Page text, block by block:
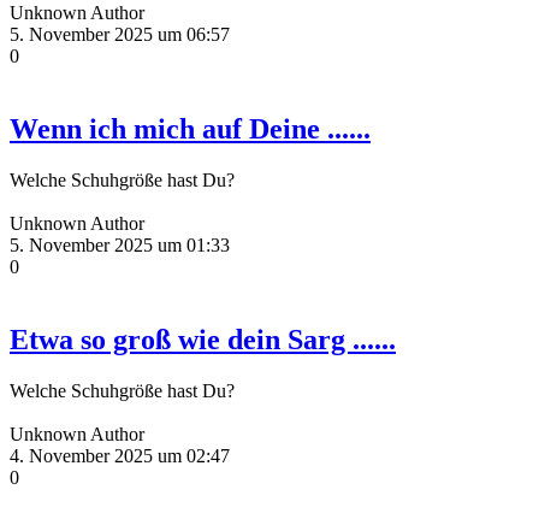
Unknown Author
5. November 2025 um 06:57
0
Wenn ich mich auf Deine ......
Welche Schuhgröße hast Du?
Unknown Author
5. November 2025 um 01:33
0
Etwa so groß wie dein Sarg ......
Welche Schuhgröße hast Du?
Unknown Author
4. November 2025 um 02:47
0